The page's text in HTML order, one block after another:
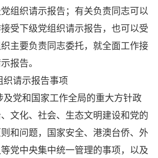
组织请示报告；有关负责同志可以
受下级党组织请示报告，也可以受
主要负责同志委托，就全面工作接
报告。
请示报告事项
党和国家工作全局的重大方针政
文化、社会、生态文明建设和党的
和问题，国家安全、港澳台侨、外
党中央集中统一管理的事项，以及